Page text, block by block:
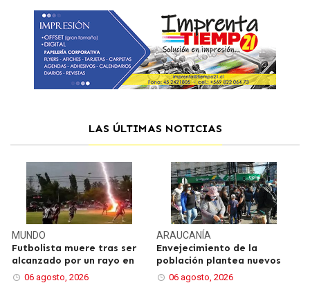
LAS ÚLTIMAS NOTICIAS
MUNDO
Futbolista muere tras ser
alcanzado por un rayo en
06 agosto, 2026
ARAUCANÍA
Envejecimiento de la
población plantea nuevos
06 agosto, 2026